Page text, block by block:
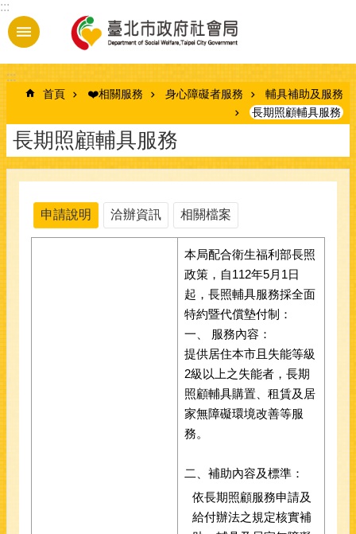
跳到主要內容區塊
:::
:::
首頁 ❤️相關服務 身心障礙者服務
輔具補助及服務
長期照顧輔具服務
長期照顧輔具服務
申請說明 洽辦資訊 相關檔案
本局配合衛生福利部長照
政策，自112年5月1日
起，長照輔具服務採全面
特約暨代償墊付制：
一、 服務內容：
提供居住本市且失能等級
2級以上之失能者，長期
照顧輔具購置、租賃及居
家無障礙環境改善等服
務。
二、補助內容及標準：
依長期照顧服務申請及
給付辦法之規定核實補